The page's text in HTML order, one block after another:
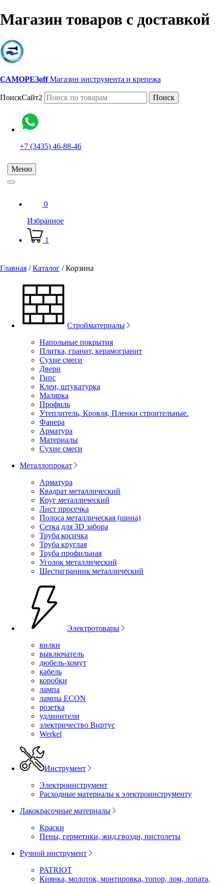
Магазин товаров с доставкой
САМОРЕЗoff Магазин инструмента и крепежа
ПоискСайт2 Поиск
+7 (3435) 46-88-46
Меню
0
Избранное
1
Главная /Каталог /Корзина
Стройматериалы
Напольные покрытия
Плитка, гранит, керамогранит
Сухие смеси
Двери
Гипс
Клеи, штукатурка
Малярка
Профиль
Утеплитель, Кровля, Пленки строительные.
Фанера
Арматура
Материалы
Сухие смеси
Металлопрокат
Арматура
Квадрат металлический
Круг металлический
Лист просечка
Полоса металлическая (шина)
Сетка для 3D забора
Труба косичка
Труба круглая
Труба профильная
Уголок металлический
Шестигранник металлический
Электротовары
вилки
выключатель
дюбель-хомут
кабель
коробки
лампа
лампы ECON
розетка
удлинители
электричество Виртус
Werkel
Инструмент
Электроинструмент
Расходные материалы к электроинструменту
Лакокрасочные материалы
Краски
Пены, герметики, жид.гвозди, пистолеты
Ручной инструмент
PATRIOT
Киянка, молоток, монтировка, топор, лом, лопата,